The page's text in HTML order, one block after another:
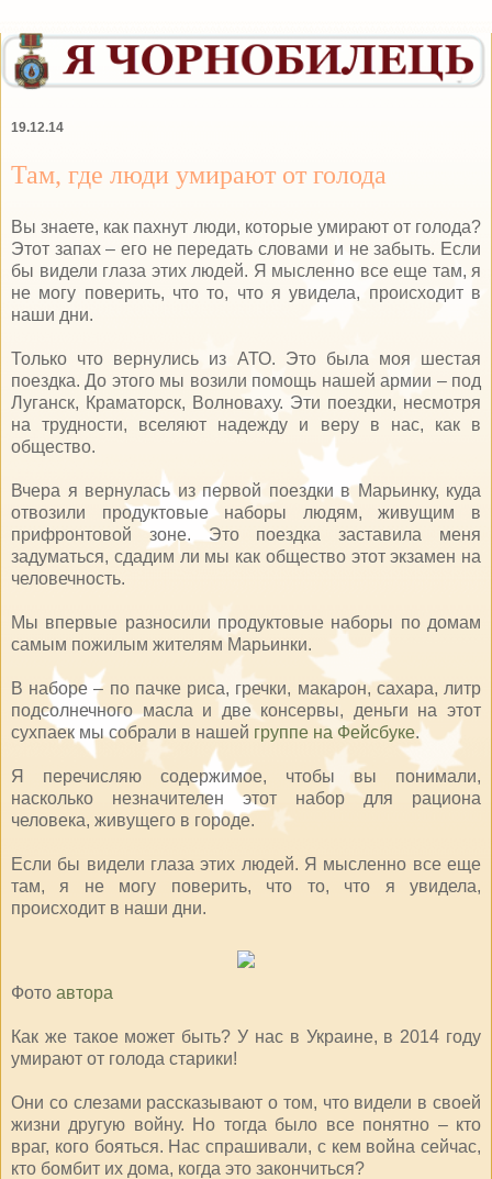
19.12.14
Там, где люди умирают от голода
Вы знаете, как пахнут люди, которые умирают от голода?
Этот запах – его не передать словами и не забыть. Если
бы видели глаза этих людей. Я мысленно все еще там, я
не могу поверить, что то, что я увидела, происходит в
наши дни.
Только что вернулись из АТО. Это была моя шестая
поездка. До этого мы возили помощь нашей армии – под
Луганск, Краматорск, Волноваху. Эти поездки, несмотря
на трудности, вселяют надежду и веру в нас, как в
общество.
Вчера я вернулась из первой поездки в Марьинку, куда
отвозили продуктовые наборы людям, живущим в
прифронтовой зоне. Это поездка заставила меня
задуматься, сдадим ли мы как общество этот экзамен на
человечность.
Мы впервые разносили продуктовые наборы по домам
самым пожилым жителям Марьинки.
В наборе – по пачке риса, гречки, макарон, сахара, литр
подсолнечного масла и две консервы, деньги на этот
сухпаек мы собрали в нашей группе на Фейсбуке.
Я перечисляю содержимое, чтобы вы понимали,
насколько незначителен этот набор для рациона
человека, живущего в городе.
Если бы видели глаза этих людей. Я мысленно все еще
там, я не могу поверить, что то, что я увидела,
происходит в наши дни.
Фото автора
Как же такое может быть? У нас в Украине, в 2014 году
умирают от голода старики!
Они со слезами рассказывают о том, что видели в своей
жизни другую войну. Но тогда было все понятно – кто
враг, кого бояться. Нас спрашивали, с кем война сейчас,
кто бомбит их дома, когда это закончиться?